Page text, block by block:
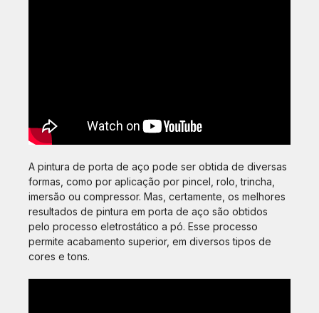
A pintura de porta de aço pode ser obtida de diversas
formas, como por aplicação por pincel, rolo, trincha,
imersão ou compressor. Mas, certamente, os melhores
resultados de pintura em porta de aço são obtidos
pelo processo eletrostático a pó. Esse processo
permite acabamento superior, em diversos tipos de
cores e tons.